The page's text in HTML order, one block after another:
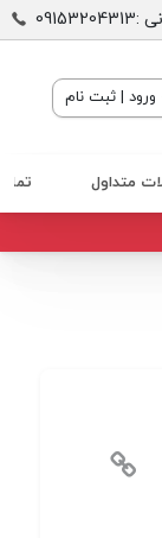
ورود | ثبت نام
متداول